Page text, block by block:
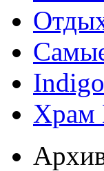
Храм